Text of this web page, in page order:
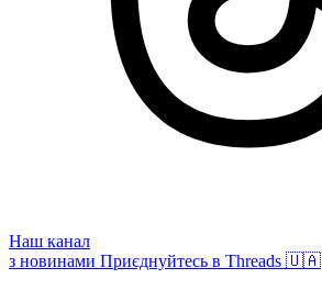
Наш канал
з новинами Приєднуйтесь в Threads 🇺🇦